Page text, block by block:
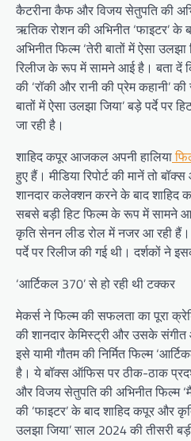
कैटरीना कैफ और विजय सेतुपति की
ऋतिक रोशन की अभिनीत ‘फाइटर’
अभिनीत फिल्म ‘तेरी बातों में ऐसा
रिलीज के रूप में सामने आई है। बता दें
की ‘रॉकी और रानी की प्रेम कहानी’
बातों में ऐसा उलझा जिया’ बड़े पर्दे पर
जा रही है।
शाहिद कपूर आजकल अपनी हालिया
हुए हैं। मीडिया रिपोर्ट की मानें तो
शानदार कलेक्शन करने के बाद शाहिद
सबसे बड़ी हिट फिल्म के रूप में सामने
कृति सेनन लीड रोल में नजर आ रही
पर्दे पर रिलीज की गई थी। दर्शकों ने
‘आर्टिकल 370’ से हो रही थी टक्कर
मेकर्स ने फिल्म की सफलता का पूरा
की शानदार केमिस्ट्री और उसके
इसे यामी गौतम की निर्मित फिल्म
है। ये बॉक्स ऑफिस पर ठीक-ठाक
और विजय सेतुपति की अभिनीत फिल्म
की ‘फाइटर’ के बाद शाहिद कपूर और
उलझा जिया’ साल 2024 की तीसरी